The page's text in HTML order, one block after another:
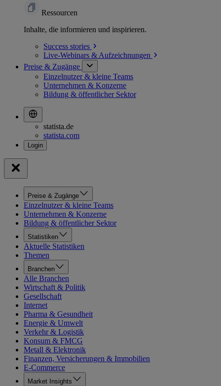
Ressourcen
Inhalte, die informieren und inspirieren.
Success stories
Live-Webinars & Aufzeichnungen
Preise & Zugänge
Einzelnutzer & kleine Teams
Unternehmen & Konzerne
Bildung & öffentlicher Sektor
statista.de
statista.com
Preise & Zugänge
Einzelnutzer & kleine Teams
Unternehmen & Konzerne
Bildung & öffentlicher Sektor
Statistiken
Aktuelle Statistiken
Themen
Branchen
Alle Branchen
Wirtschaft & Politik
Gesellschaft
Internet
Pharma & Gesundheit
Energie & Umwelt
Verkehr & Logistik
Konsum & FMCG
Metall & Elektronik
Finanzen, Versicherungen & Immobilien
E-Commerce
Market Insights